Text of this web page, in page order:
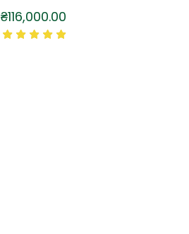
₴116,000.00